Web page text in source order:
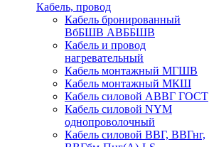
Кабель, провод
Кабель бронированный
ВбБШВ АВББШВ
Кабель и провод
нагревательный
Кабель монтажный МГШВ
Кабель монтажный МКШ
Кабель силовой АВВГ ГОСТ
Кабель силовой NYM
однопроволочный
Кабель силовой ВВГ, ВВГнг,